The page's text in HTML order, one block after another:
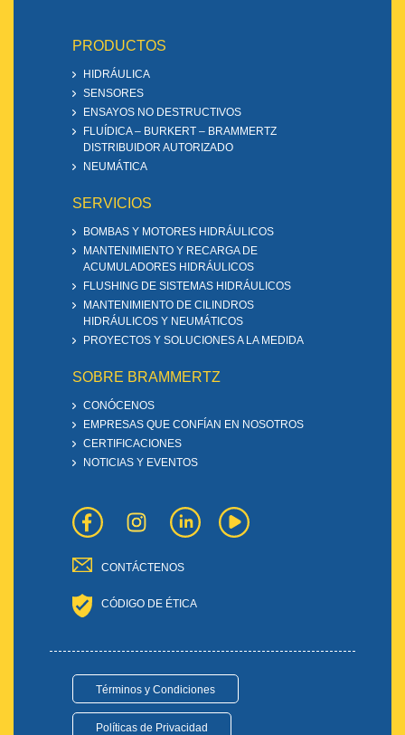
PRODUCTOS
HIDRÁULICA
SENSORES
ENSAYOS NO DESTRUCTIVOS
FLUÍDICA – BURKERT – BRAMMERTZ
DISTRIBUIDOR AUTORIZADO
NEUMÁTICA
SERVICIOS
BOMBAS Y MOTORES HIDRÁULICOS
MANTENIMIENTO Y RECARGA DE
ACUMULADORES HIDRÁULICOS
FLUSHING DE SISTEMAS HIDRÁULICOS
MANTENIMIENTO DE CILINDROS
HIDRÁULICOS Y NEUMÁTICOS
PROYECTOS Y SOLUCIONES A LA MEDIDA
SOBRE BRAMMERTZ
CONÓCENOS
EMPRESAS QUE CONFÍAN EN NOSOTROS
CERTIFICACIONES
NOTICIAS Y EVENTOS
CONTÁCTENOS
CÓDIGO DE ÉTICA
Términos y Condiciones
Políticas de Privacidad